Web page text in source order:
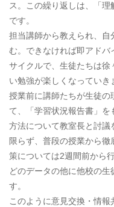
ス。この繰り返しは、「
です。
担当講師から教えられ、自
む。できなければ即アド
サイクルで、生徒たちは徐
い勉強が楽しくなっていき
授業前に講師たちが生徒の
て、「学習状況報告書」
方法について教室長と討議
限らず、普段の授業から
策については2週間前から
どのデータの他に他校の
す。
このように意見交換・情